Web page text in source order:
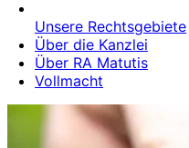
Unsere Rechtsgebiete
Über die Kanzlei
Über RA Matutis
Vollmacht